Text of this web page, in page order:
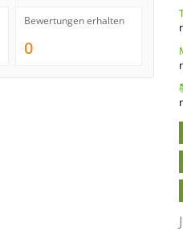
Bewertungen erhalten
0